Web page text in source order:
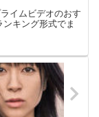
イムビデオのおす
キング形式でま